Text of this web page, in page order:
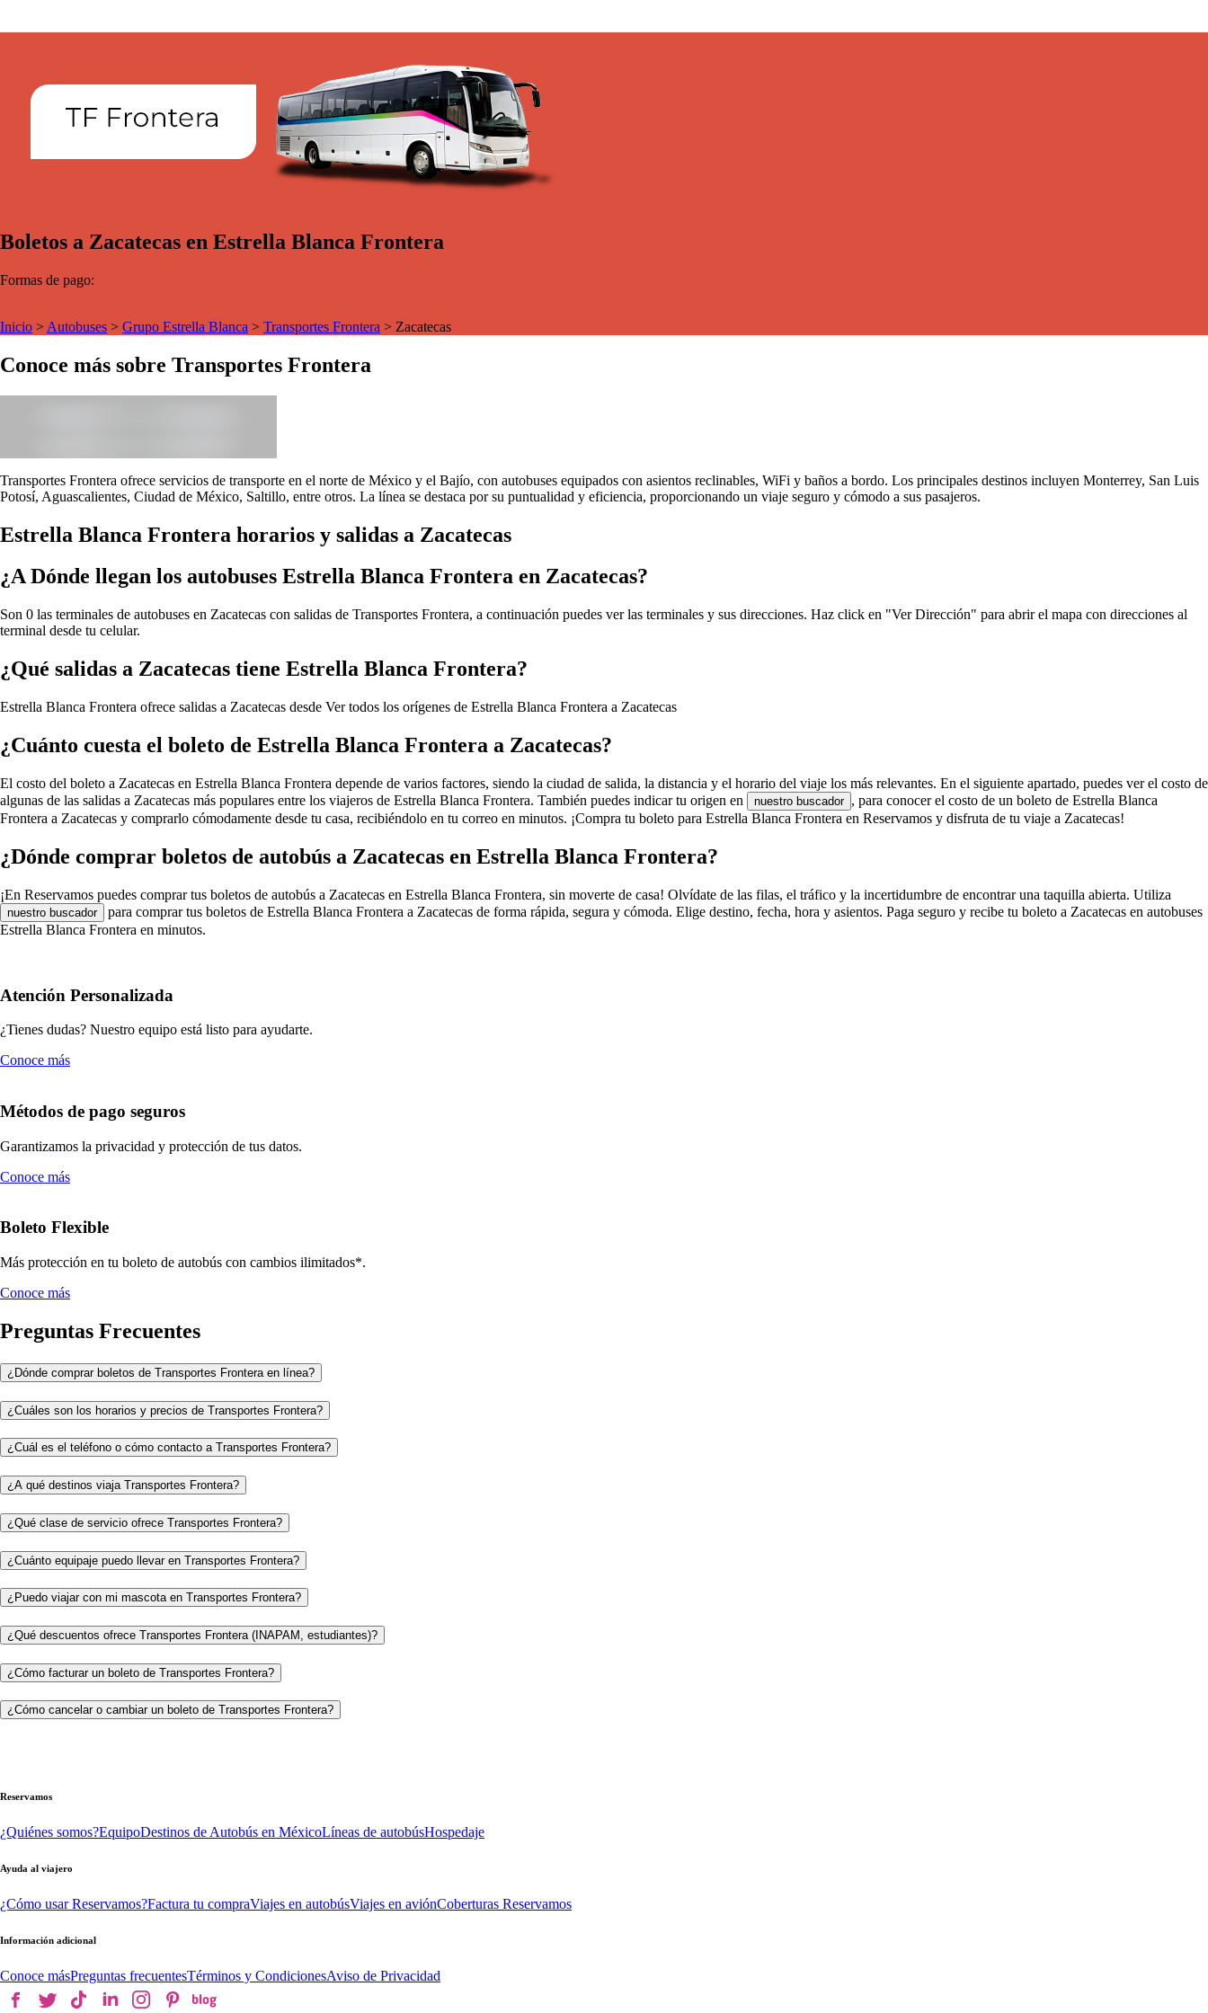
Boletos a Zacatecas en Estrella Blanca Frontera
Formas de pago:
Inicio > Autobuses > Grupo Estrella Blanca > Transportes Frontera > Zacatecas
Conoce más sobre Transportes Frontera
Transportes Frontera ofrece servicios de transporte en el norte de México y el Bajío, con autobuses equipados con asientos reclinables, WiFi y baños a bordo. Los principales destinos incluyen Monterrey, San Luis
Potosí, Aguascalientes, Ciudad de México, Saltillo, entre otros. La línea se destaca por su puntualidad y eficiencia, proporcionando un viaje seguro y cómodo a sus pasajeros.
Estrella Blanca Frontera horarios y salidas a Zacatecas
¿A Dónde llegan los autobuses Estrella Blanca Frontera en Zacatecas?
Son 0 las terminales de autobuses en Zacatecas con salidas de Transportes Frontera, a continuación puedes ver las terminales y sus direcciones. Haz click en "Ver Dirección" para abrir el mapa con direcciones al
terminal desde tu celular.
¿Qué salidas a Zacatecas tiene Estrella Blanca Frontera?
Estrella Blanca Frontera ofrece salidas a Zacatecas desde Ver todos los orígenes de Estrella Blanca Frontera a Zacatecas
¿Cuánto cuesta el boleto de Estrella Blanca Frontera a Zacatecas?
El costo del boleto a Zacatecas en Estrella Blanca Frontera depende de varios factores, siendo la ciudad de salida, la distancia y el horario del viaje los más relevantes. En el siguiente apartado, puedes ver el costo de
algunas de las salidas a Zacatecas más populares entre los viajeros de Estrella Blanca Frontera. También puedes indicar tu origen en
nuestro buscador , para conocer el costo de un boleto de Estrella Blanca
Frontera a Zacatecas y comprarlo cómodamente desde tu casa, recibiéndolo en tu correo en minutos. ¡Compra tu boleto para Estrella Blanca Frontera en Reservamos y disfruta de tu viaje a Zacatecas!
¿Dónde comprar boletos de autobús a Zacatecas en Estrella Blanca Frontera?
¡En Reservamos puedes comprar tus boletos de autobús a Zacatecas en Estrella Blanca Frontera, sin moverte de casa! Olvídate de las filas, el tráfico y la incertidumbre de encontrar una taquilla abierta. Utiliza
nuestro buscador
para comprar tus boletos de Estrella Blanca Frontera a Zacatecas de forma rápida, segura y cómoda. Elige destino, fecha, hora y asientos. Paga seguro y recibe tu boleto a Zacatecas en autobuses
Estrella Blanca Frontera en minutos.
Atención Personalizada
¿Tienes dudas? Nuestro equipo está listo para ayudarte.
Conoce más
Métodos de pago seguros
Garantizamos la privacidad y protección de tus datos.
Conoce más
Boleto Flexible
Más protección en tu boleto de autobús con cambios ilimitados*.
Conoce más
Preguntas Frecuentes
¿Dónde comprar boletos de Transportes Frontera en línea?
¿Cuáles son los horarios y precios de Transportes Frontera?
¿Cuál es el teléfono o cómo contacto a Transportes Frontera?
¿A qué destinos viaja Transportes Frontera?
¿Qué clase de servicio ofrece Transportes Frontera?
¿Cuánto equipaje puedo llevar en Transportes Frontera?
¿Puedo viajar con mi mascota en Transportes Frontera?
¿Qué descuentos ofrece Transportes Frontera (INAPAM, estudiantes)?
¿Cómo facturar un boleto de Transportes Frontera?
¿Cómo cancelar o cambiar un boleto de Transportes Frontera?
Reservamos
¿Quiénes somos?EquipoDestinos de Autobús en MéxicoLíneas de autobúsHospedaje
Ayuda al viajero
¿Cómo usar Reservamos?Factura tu compraViajes en autobúsViajes en aviónCoberturas Reservamos
Información adicional
Conoce másPreguntas frecuentesTérminos y CondicionesAviso de Privacidad